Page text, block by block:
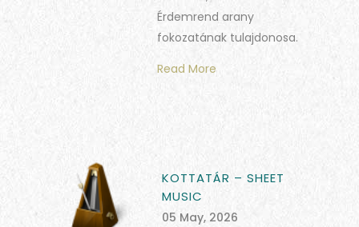
Érdemrend arany
fokozatának tulajdonosa.
Read More
KOTTATÁR – SHEET
MUSIC
05 May, 2026